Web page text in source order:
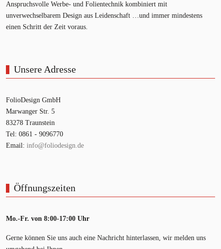
Anspruchsvolle Werbe- und Folientechnik kombiniert mit
unverwechselbarem Design aus Leidenschaft …und immer mindestens
einen Schritt der Zeit voraus.
Unsere Adresse
FolioDesign GmbH
Marwanger Str. 5
83278 Traunstein
Tel: 0861 - 9096770
Email: info@foliodesign.de
Öffnungszeiten
Mo.-Fr. von 8:00-17:00 Uhr
Gerne können Sie uns auch eine Nachricht hinterlassen, wir melden uns